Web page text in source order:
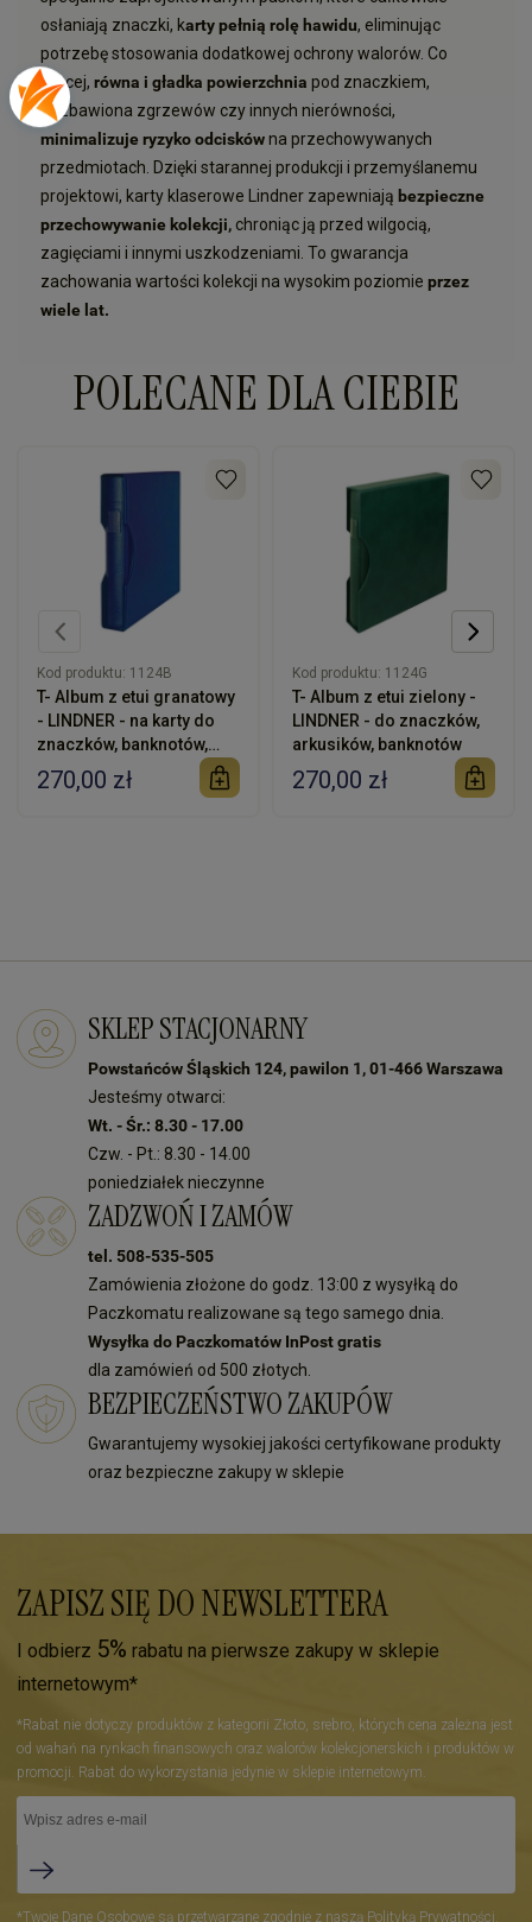
osłaniają znaczki, karty pełnią rolę hawidu, eliminując
potrzebę stosowania dodatkowej ochrony walorów. Co
więcej, równa i gładka powierzchnia pod znaczkiem,
pozbawiona zgrzewów czy innych nierówności,
minimalizuje ryzyko odciskówna przechowywanych
przedmiotach. Dzięki starannej produkcji i przemyślanemu
projektowi, karty klaserowe Lindner zapewniają bezpieczne
przechowywanie kolekcji, chroniąc ją przed wilgocią,
zagięciami i innymi uszkodzeniami. To gwarancja
zachowania wartości kolekcji na wysokim poziomie przez
wiele lat.
POLECANE DLA CIEBIE
Kod produktu: 1124B
T- Album z etui granatowy
- LINDNER - na karty do
znaczków, banknotów,
akcji
270,00 zł
Kod produktu: 1124G
T- Album z etui zielony -
LINDNER - do znaczków,
arkusików, banknotów
270,00 zł
SKLEP STACJONARNY
Powstańców Śląskich 124, pawilon 1, 01-466 Warszawa
Jesteśmy otwarci:
Wt. - Śr.: 8.30 - 17.00
Czw. - Pt.: 8.30 - 14.00
poniedziałek nieczynne
ZADZWOŃ I ZAMÓW
tel. 508-535-505
Zamówienia złożone do godz. 13:00 z wysyłką do
Paczkomatu realizowane są tego samego dnia.
Wysyłka do Paczkomatów InPost gratis
dla zamówień od 500 złotych.
BEZPIECZEŃSTWO ZAKUPÓW
Gwarantujemy wysokiej jakości certyfikowane produkty
oraz bezpieczne zakupy w sklepie
ZAPISZ SIĘ DO NEWSLETTERA
I odbierz 5% rabatu na pierwsze zakupy w sklepie
internetowym*
*Rabat nie dotyczy produktów z kategorii Złoto, srebro, których cena zależna jest
od wahań na rynkach finansowych oraz walorów kolekcjonerskich i produktów w
promocji. Rabat do wykorzystania jedynie w sklepie internetowym.
*Twoje Dane Osobowe są przetwarzane zgodnie z naszą Polityką Prywatności.